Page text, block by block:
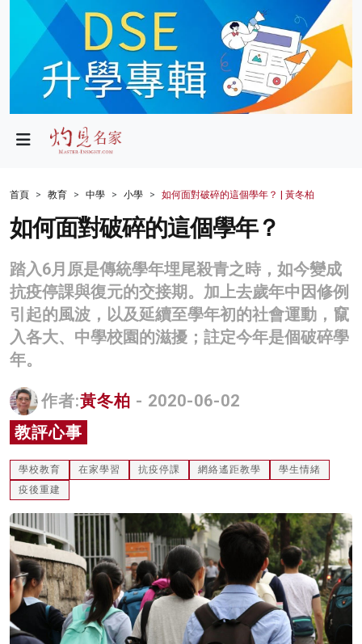
政局
財經
生活
商業
科技
名家榜
灼見活動
首頁 教育 中學 小學 如何面對破碎的這個學年？ | 黃冬柏
如何面對破碎的這個學年？
踏入6月原是傳統學年埋尾殺青之時，如今變成
抗疫停課與復元的交接期。加上去歲年中因修例
引起的風波，以及延續至學年初的社會運動，竄
入各大、中學校園的滋擾；註定今年是個破碎學
年。
作者:黃冬柏 - 2020-06-02
教評心事
學校教育 在家學習 抗疫停課 網絡遙距教學
學生情緒
疫後重建